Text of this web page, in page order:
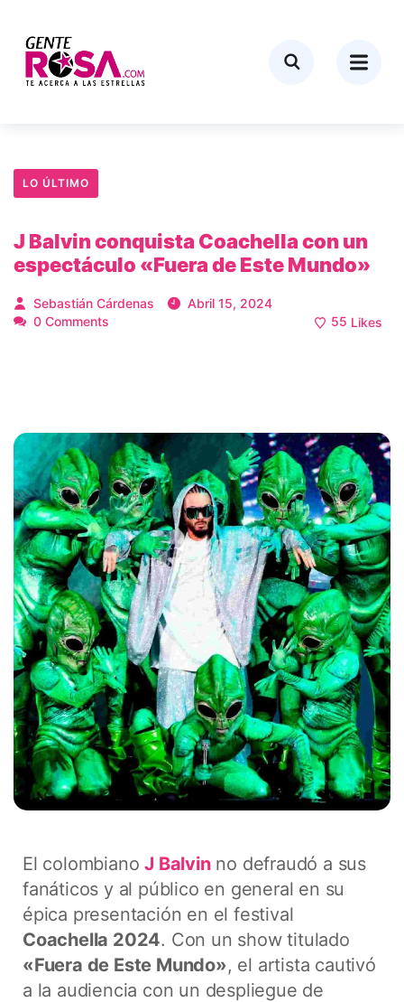
LO ÚLTIMO
J Balvin conquista Coachella con un
espectáculo «Fuera de Este Mundo»
Sebastián Cárdenas
Abril 15, 2024
0 Comments
55 Likes
El colombianoJ Balvinno defraudó a sus
fanáticos y al público en general en su
épica presentación en el festival
Coachella 2024. Con un show titulado
«Fuera de Este Mundo», el artista cautivó
a la audiencia con un despliegue de